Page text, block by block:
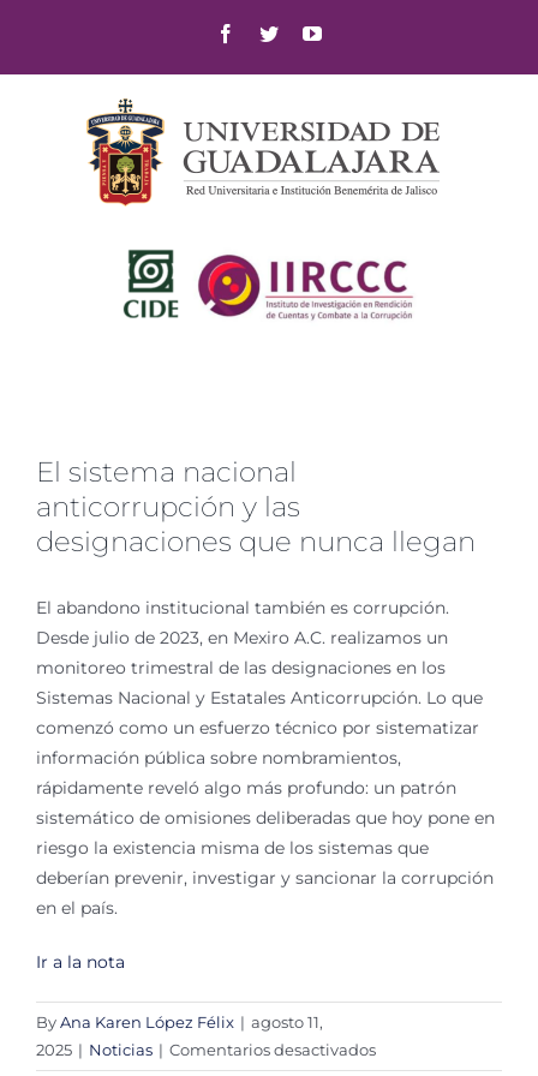
content
Facebook
TwitterYouTube
El sistema nacional
anticorrupción y las
designaciones que nunca llegan
El abandono institucional también es corrupción.
Desde julio de 2023, en Mexiro A.C. realizamos un
monitoreo trimestral de las designaciones en los
Sistemas Nacional y Estatales Anticorrupción. Lo que
comenzó como un esfuerzo técnico por sistematizar
información pública sobre nombramientos,
rápidamente reveló algo más profundo: un patrón
sistemático de omisiones deliberadas que hoy pone en
riesgo la existencia misma de los sistemas que
deberían prevenir, investigar y sancionar la corrupción
en el país.
Ir a la nota
ByAna Karen López Félix | agosto 11,
2025 | Noticias | Comentarios desactivadosen